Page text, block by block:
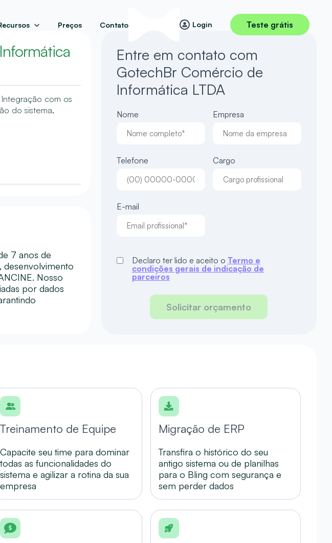
Preços Contato Login Teste grátis
com os
do sistema,
7 anos de
desenvolvimento
Nosso
por dados
Entre em contato com
GotechBr Comércio de
Informática LTDA
Nome
Telefone
E-mail
Empresa
Cargo
Declaro ter lido e aceito o Termo e
condições gerais de indicação de
parceiros
Solicitar orçamento
Treinamento de Equipe
Capacite seu time para dominar
todas as funcionalidades do
sistema e agilizar a rotina da sua
empresa
Migração de ERP
Transfira o histórico do seu
antigo sistema ou de planilhas
para o Bling com segurança e
sem perder dados